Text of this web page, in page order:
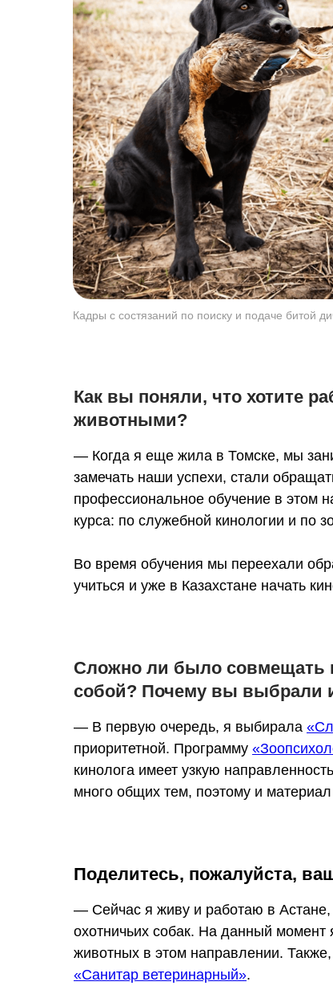
Кадры с состязаний по поиску и подаче битой
Как вы поняли, что хотите
животными?
— Когда я еще жила в Томске, мы
замечать наши успехи, стали
профессиональное обучение в этом
курса: по служебной кинологии и по
Во время обучения мы переехали
учиться и уже в Казахстане начать
Сложно ли было совмещать
собой? Почему вы выбрали
— В первую очередь, я выбирала
приоритетной. Программу
кинолога имеет узкую
много общих тем, поэтому и
Поделитесь, пожалуйста,
— Сейчас я живу и работаю в Астане,
охотничьих собак. На данный момент
животных в этом направлении.
«Санитар ветеринарный».